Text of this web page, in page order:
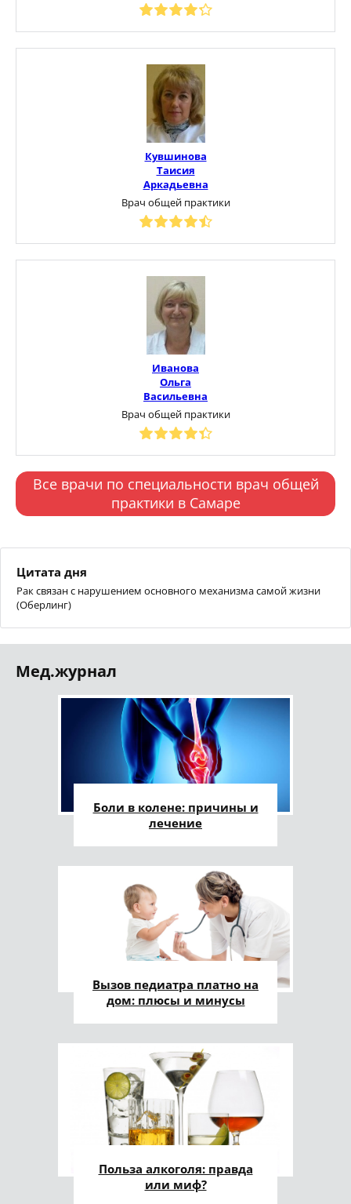
Кувшинова
Таисия
Аркадьевна
Врач общей практики
Иванова
Ольга
Васильевна
Врач общей практики
Все врачи по специальности врач общей
практики в Самаре
Цитата дня
Рак связан с нарушением основного механизма самой жизни
(Оберлинг)
Мед.журнал
Боли в колене: причины и
лечение
Вызов педиатра платно на
дом: плюсы и минусы
Польза алкоголя: правда
или миф?